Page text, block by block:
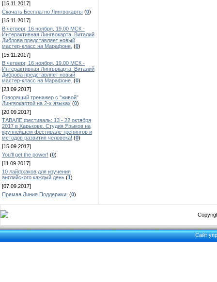
[15.11.2017]
Скачать Бесплатно Лингвокарты (0)
[15.11.2017]
В четверг, 16 ноября, 19.00 МСК -
Интерактивная Лингвокарта. Виталий
Диброва представляет новый
мастер-класс на Марафоне. (0)
[15.11.2017]
В четверг, 16 ноября, 19.00 МСК -
Интерактивная Лингвокарта. Виталий
Диброва представляет новый
мастер-класс на Марафоне. (0)
[23.09.2017]
Говорящий тренажер с "живой"
Лингвокартой на 2-х языках (0)
[20.09.2017]
ТАВАЛЕ фестиваль: 13 - 22 октября
2017 в Харькове. Студия Языков на
крупнейшем фестивале тренингов и
методов развития человека! (0)
[15.09.2017]
You'll get the power! (0)
[11.09.2017]
10 лайфхаков для изучения
английского каждый день (1)
[07.09.2017]
Прямая Линия Поддержки. (0)
Сайт